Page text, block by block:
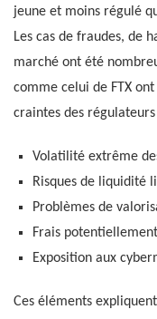
jeune et moins régulé
Les cas de fraudes, de
marché ont été
comme celui de FTX
craintes des régulateurs
Volatilité extrême
Risques de liquidité
Problèmes de
Frais
Exposition aux
Ces éléments